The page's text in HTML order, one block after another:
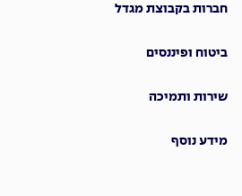
חברות בקבוצת מגדל
ביטוח ופיננסים
שירות ותמיכה
מידע נוסף